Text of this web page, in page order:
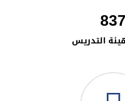
837
التدريس